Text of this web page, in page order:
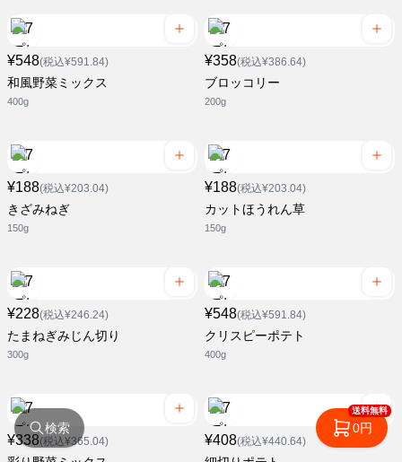
¥548(税込¥591.84)
和風野菜ミックス
400g
¥358(税込¥386.64)
ブロッコリー
200g
¥188(税込¥203.04)
きざみねぎ
150g
¥188(税込¥203.04)
カットほうれん草
150g
¥228(税込¥246.24)
たまねぎみじん切り
300g
¥548(税込¥591.84)
クリスピーポテト
400g
¥338(税込¥365.04) ¥408(税込¥440.64)
検索
送料無料
0円